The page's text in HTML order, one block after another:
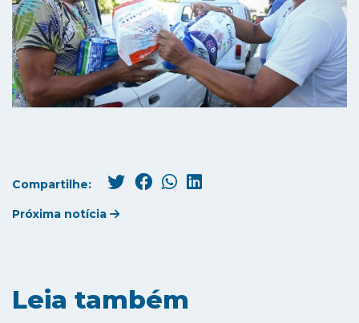
Compartilhe:
Próxima notícia
Leia também